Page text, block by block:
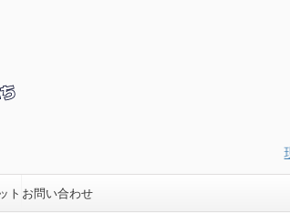
現在Webサイトの記事を随時
ト お問い合わせ